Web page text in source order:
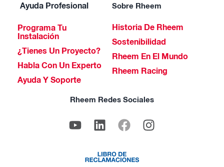
Ayuda Profesional
Programa Tu
Instalación
¿Tienes Un Proyecto?
Habla Con Un Experto
Ayuda Y Soporte
Sobre Rheem
Historia De Rheem
Sostenibilidad
Rheem En El Mundo
Rheem Racing
Rheem Redes Sociales